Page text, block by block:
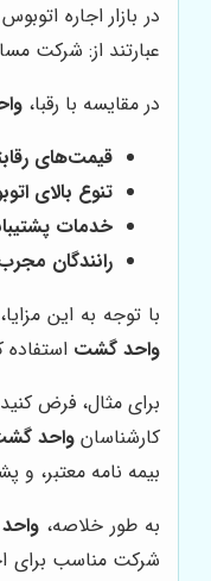
در بازار اجاره
عبارتند از: شرکت
در مقایسه با رقبا،
قیمت‌های
تنوع بالای
خدمات
رانندگان
با توجه به این مزایا،
واحد گشت استفاده
برای مثال، فرض
کارشناسانواحد
بیمه نامه معتبر، و
به طور خلاصه،
شرکت مناسب برای